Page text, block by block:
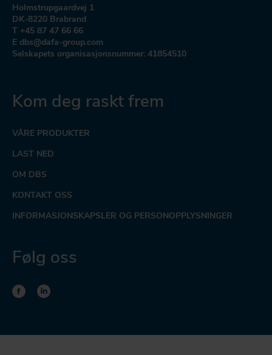
Holmstrupgaardvej 1
DK-8220 Brabrand
T +45 87 47 66 66
E dbs@dafa-group.com
Selskapets organisasjonsnummer: 41854510
Kom deg raskt frem
VÅRE PRODUKTER
LAST NED
OM DBS
KONTAKT OSS
INFORMASJONSKAPSLER OG PERSONOPPLYSNINGER
Følg oss